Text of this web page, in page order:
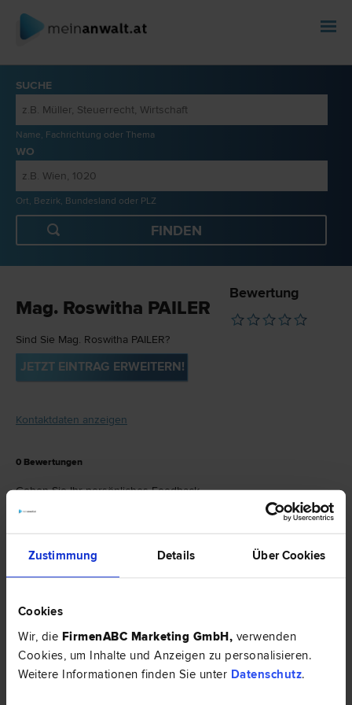
Zustimmung Details Über Cookies
Cookies
Wir, die FirmenABC Marketing GmbH, verwenden
Cookies, um Inhalte und Anzeigen zu personalisieren.
Weitere Informationen finden Sie unter Datenschutz.
SUCHE
Name, Fachrichtung oder Thema
WO
Ort, Bezirk, Bundesland oder PLZ
Mag. Roswitha PAILER
Sind Sie Mag. Roswitha PAILER?
JETZT EINTRAG ERWEITERN!
Kontaktdaten anzeigen
Bewertung
0 Bewertungen
Geben Sie Ihr persönliches Feedback.
Scheidungs­recht
Schadenersatz- und Gewährleistungs­recht
Verkehrs­recht| Liegenschafts- und
Immobilien­recht.